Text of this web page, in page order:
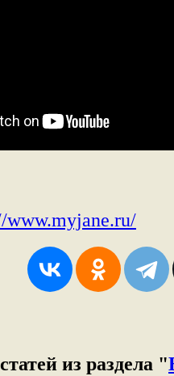
www.myjane.ru/
из раздела "